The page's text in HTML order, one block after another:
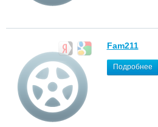
Fam211
Подробнее